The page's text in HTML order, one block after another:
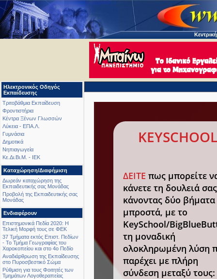
Ηλεκτρονικός Οδηγός
Εκπαίδευσης
Τριτοβάθμια Εκπαίδευση
Φροντιστήρια
Κέντρα Ξένων Γλωσσών
Λύκεια - ΕΠΑ.Λ.
Γυμνάσια
Δημοτικά
Νηπιαγωγεία
Κε.Δι.Βι.Μ. - ΙΕΚ
Καταχώρηση/Διαφήμιση
Δωρεάν καταχώρηση της
Εκπαιδευτικής σας Μονάδας
Προβολή της Εκπαιδευτικής σας
Μονάδας
Ενδιαφέρουν
Επιστημονικά Πεδία 2020: Η
Τελική Μορφή τους σε ΦΕΚ
37 Τμήματα εκτός Επιστ. Πεδίων
- Το Τμήμα Γεωγραφίας του
Χαροκοπείου και στο 4ο Πεδίο
Αναδιάρθρωση της Εκπαίδευσης
στο Πυροσβεστικό Σώμα
Ρύθμιση για τους Φοιτητές των
Τμημάτων Λογοθεραπείας
ΔΕΙΤΕ πως μπορείτε
κάνετε τη δουλειά
κάνοντας δύο βήματα
μπροστά, με το
KeySchool/
τη μοναδική
ολοκληρωμένη λύση
παρέχει με πλήρη
σύνδεση μεταξύ τους: